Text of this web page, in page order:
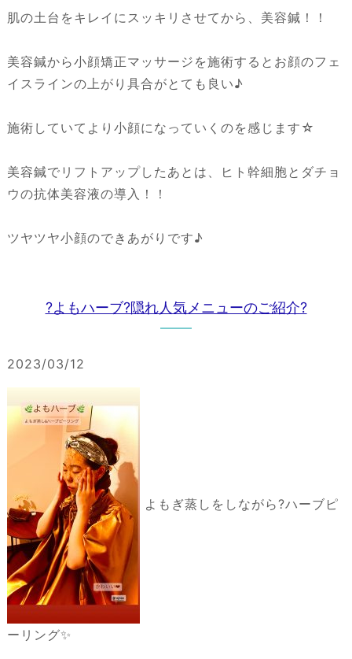
肌の土台をキレイにスッキリさせてから、美容鍼！！
美容鍼から小顔矯正マッサージを施術するとお顔のフェ
イスラインの上がり具合がとても良い♪
施術していてより小顔になっていくのを感じます☆
美容鍼でリフトアップしたあとは、ヒト幹細胞とダチョ
ウの抗体美容液の導入！！
ツヤツヤ小顔のできあがりです♪
?よもハーブ?隠れ人気メニューのご紹介?
2023/03/12
よもぎ蒸しをしながら?ハーブピ
ーリング✨